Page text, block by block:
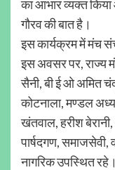
का आभार व्यक्त
गौरव की बात है।
इस कार्यक्रम में मंच
इस अवसर पर, राज्य
सैनी, बी ई ओ अमित
कोटनाला, मण्डल
खंतवाल, हरीश
पार्षदगण, समाजसेवी,
नागरिक उपस्थित रहे।